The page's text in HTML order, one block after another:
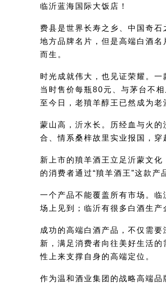
临沂蓝海国际大饭店！
费县是世界长寿之乡、中国奇
地方品牌名片，但是高端白酒
而生。
时光成就伟大，也见证荣耀。
当时售价每瓶80元、与茅台不
至今日，老羵羊醇王已然成为
蒙山高，沂水长。历经血与火
合、情系桑梓故里实业报国，穿
新上市的羵羊酒王立足沂蒙文
的消费者通过“羵羊酒王”这款产
一个产品不能覆盖所有市场。
场上见到；临沂有很多白酒生产
成功的高端白酒产品，不仅需
新，满足消费者向往美好生活
性上来支撑自身的高端定位。
作为温和酒业集团的战略高端品